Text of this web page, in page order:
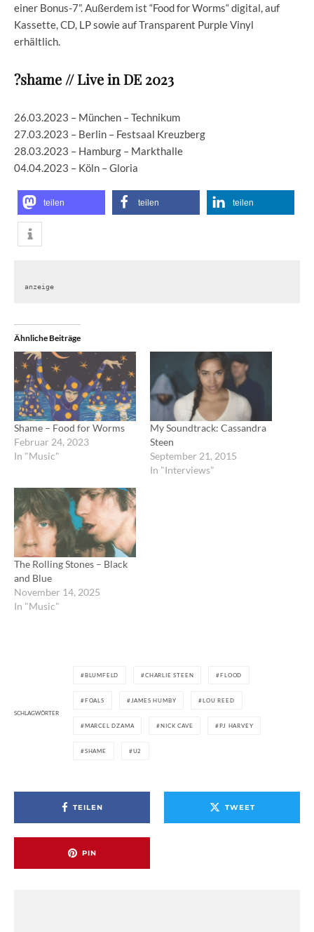
einer Bonus-7”. Außerdem ist “Food for Worms“ digital, auf
Kassette, CD, LP sowie auf Transparent Purple Vinyl
erhältlich.
?shame // Live in DE 2023
26.03.2023 – München – Technikum
27.03.2023 – Berlin – Festsaal Kreuzberg
28.03.2023 – Hamburg – Markthalle
04.04.2023 – Köln – Gloria
teilen teilen teilen
anzeige
Ähnliche Beiträge
Shame – Food for Worms
Februar 24, 2023
In "Music"
My Soundtrack: Cassandra
Steen
September 21, 2015
In "Interviews"
The Rolling Stones – Black
and Blue
November 14, 2025
In "Music"
SCHLAGWÖRTER
BLUMFELD CHARLIE STEEN FLOOD
FOALS JAMES HUMBY LOU REED
MARCEL DZAMA NICK CAVE PJ HARVEY
SHAME U2
TEILEN TWEET
PIN